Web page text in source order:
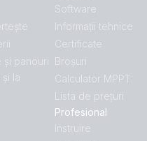
și panouri
la
Software
Informații tehnice
Certificate
Broșuri
Calculator MPPT
Lista de prețuri
Profesional
Instruire